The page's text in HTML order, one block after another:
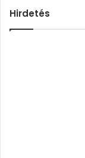
Hirdetés